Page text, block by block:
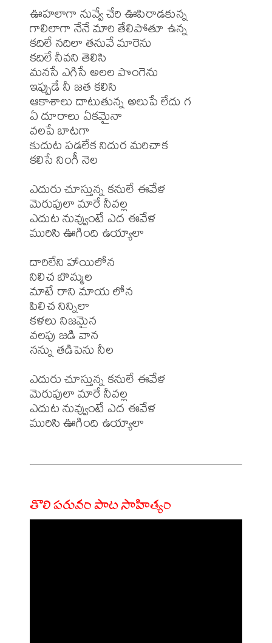
ఊహలాగా నువ్వే చేరి ఊపిరాడకున్న
గాలిలాగా నేనే మారి తేలిపోతూ ఉన్న
కదిలే నదిలా తనువే మారెను
కదిలే నీవని తెలిసి
మనసే ఎగిసే అలల పొంగెను
ఇప్పుడే నీ జత కలిసి
ఆకాశాలు దాటుతున్న అలుపే లేదు గ
ఏ దూరాలు ఏకమైనా
వలపే బాటగా
కుదుట పడలేక నిదుర మరిచాక
కలిసే నింగీ నెల
ఎదురు చూస్తున్న కనులే ఈవేళ
మెరుపులా మారే నీవల్ల
ఎదుట నువ్వుంటే ఎద ఈవేళ
మురిసి ఊగింది ఉయ్యాలా
దారిలేని హాయిలోన
నిలిచ బొమ్మల
మాటే రాని మాయ లోన
పిలిచ నిన్నిలా
కళలు నిజమైన
వలపు జడి వాన
నన్ను తడిపెను నీల
ఎదురు చూస్తున్న కనులే ఈవేళ
మెరుపులా మారే నీవల్ల
ఎదుట నువ్వుంటే ఎద ఈవేళ
మురిసి ఊగింది ఉయ్యాలా
తొలి పరువం పాట సాహిత్యం